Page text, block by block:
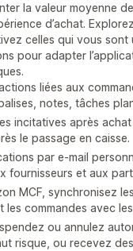
la valeur moyenne
d’achat.
celles qui vous sont
pour adapter
liées aux
notes, tâches
incitatives après
le passage en caisse.
par e-mail
fournisseurs et aux
MCF, synchronisez
les commandes avec
ou annulez
risque, ou recevez